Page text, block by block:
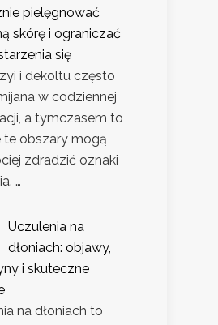
pielęgnować
skórę i ograniczać
się
i dekoltu często
w codziennej
a tymczasem to
te obszary mogą
zdradzić oznaki
…
Uczulenia na
dłoniach: objawy,
i skuteczne
na dłoniach to